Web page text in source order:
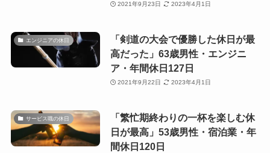
2021年9月23日 2023年4月1日
エンジニアの休日
「剣道の大会で優勝した休日が最
高だった」63歳男性・エンジニ
ア・年間休日127日
2021年9月22日 2023年4月1日
サービス職の休日
「繁忙期終わりの一杯を楽しむ休
日が最高」53歳男性・宿泊業・年
間休日120日